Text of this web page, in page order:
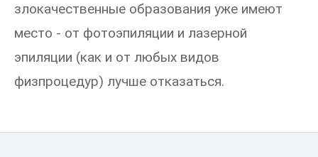
злокачественные образования уже имеют
место - от фотоэпиляции и лазерной
эпиляции (как и от любых видов
физпроцедур) лучше отказаться.